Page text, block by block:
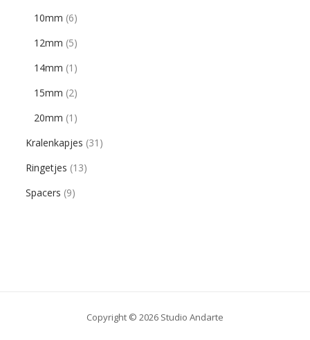
10mm (6)
12mm (5)
14mm (1)
15mm (2)
20mm (1)
Kralenkapjes (31)
Ringetjes (13)
Spacers (9)
Copyright © 2026 Studio Andarte